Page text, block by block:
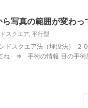
写真の範囲が変わっ
スクエア, 平行型
ンドスクエア法（埋没法
ね ⇒ 手術の情報 目の手術